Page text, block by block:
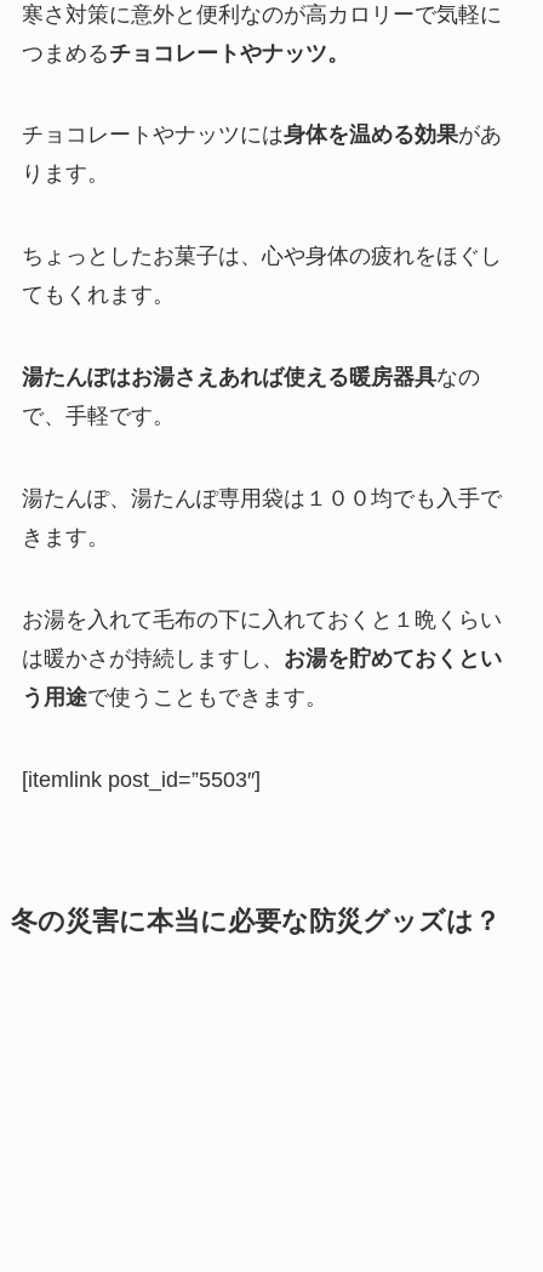
寒さ対策に意外と便利なのが高カロリーで気軽に
つまめるチョコレートやナッツ。
チョコレートやナッツには身体を温める効果があ
ります。
ちょっとしたお菓子は、心や身体の疲れをほぐし
てもくれます。
湯たんぽはお湯さえあれば使える暖房器具なの
で、手軽です。
湯たんぽ、湯たんぽ専用袋は１００均でも入手で
きます。
お湯を入れて毛布の下に入れておくと１晩くらい
は暖かさが持続しますし、 お湯を貯めておくとい
う用途で使うこともできます。
[itemlink post_id=”5503″]
冬の災害に本当に必要な防災グッズは？